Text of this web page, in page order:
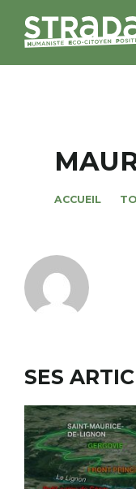
MAGAZINES
NOS THÈMES
ALTER STRADA
ACCUEIL
SES